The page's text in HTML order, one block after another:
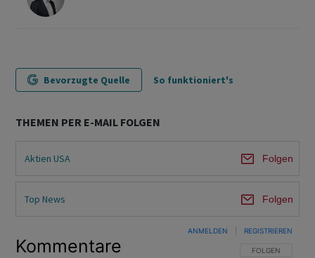
Bevorzugte Quelle So funktioniert's
THEMEN PER E-MAIL FOLGEN
Aktien USA Folgen
Top News Folgen
Kommentare FOLGE DIESER
FOLGEN
ANMELDEN REGISTRIEREN